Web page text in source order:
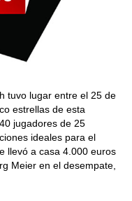
tuvo lugar entre el 25 de
estrellas de esta
jugadores de 25
ideales para el
llevó a casa 4.000 euros
Meier en el desempate,